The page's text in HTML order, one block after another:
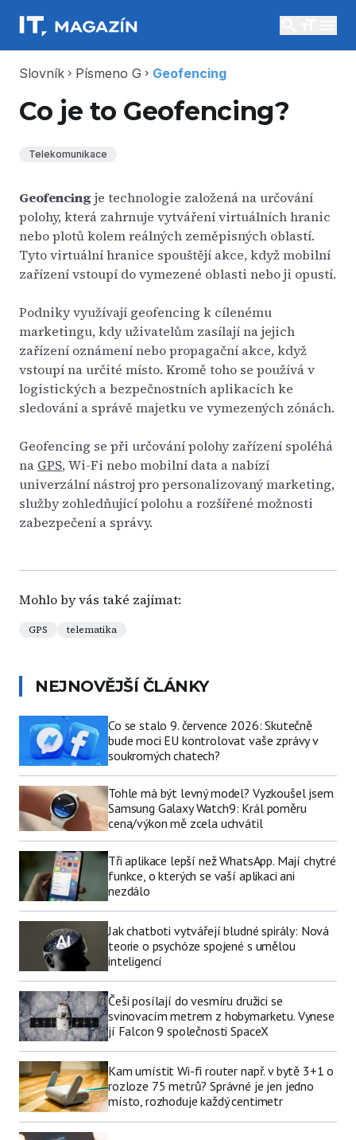
Slovník chevron_right Písmeno G chevron_right Geofencing
Co je to Geofencing?
Telekomunikace
Geofencing je technologie založená na určování
polohy, která zahrnuje vytváření virtuálních hranic
nebo plotů kolem reálných zeměpisných oblastí.
Tyto virtuální hranice spouštějí akce, když mobilní
zařízení vstoupí do vymezené oblasti nebo ji opustí.
Podniky využívají geofencing k cílenému
marketingu, kdy uživatelům zasílají na jejich
zařízení oznámení nebo propagační akce, když
vstoupí na určité místo. Kromě toho se používá v
logistických a bezpečnostních aplikacích ke
sledování a správě majetku ve vymezených zónách.
Geofencing se při určování polohy zařízení spoléhá
na GPS, Wi-Fi nebo mobilní data a nabízí
univerzální nástroj pro personalizovaný marketing,
služby zohledňující polohu a rozšířené možnosti
zabezpečení a správy.
Mohlo by vás také zajímat:
GPS telematika
NEJNOVĚJŠÍ ČLÁNKY
Co se stalo 9. července 2026: Skutečně
bude moci EU kontrolovat vaše zprávy v
soukromých chatech?
Tohle má být levný model? Vyzkoušel jsem
Samsung Galaxy Watch9: Král poměru
cena/výkon mě zcela uchvátil
Tři aplikace lepší než WhatsApp. Mají chytré
funkce, o kterých se vaší aplikaci ani
nezdálo
Jak chatboti vytvářejí bludné spirály: Nová
teorie o psychóze spojené s umělou
inteligencí
Češi posílají do vesmíru družici se
svinovacím metrem z hobymarketu. Vynese
jí Falcon 9 společnosti SpaceX
Kam umístit Wi-fi router např. v bytě 3+1 o
rozloze 75 metrů? Správné je jen jedno
místo, rozhoduje každý centimetr